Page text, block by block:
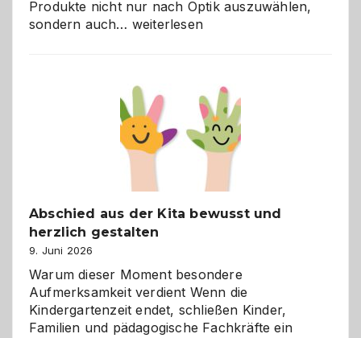
Produkte nicht nur nach Optik auszuwählen,
sondern auch… Bad
besser
verstehen
weiterlesen
Abschied aus der Kita bewusst und
herzlich gestalten
9. Juni 2026
Warum dieser Moment besondere
Aufmerksamkeit verdient Wenn die
Kindergartenzeit endet, schließen Kinder,
Familien und pädagogische Fachkräfte ein